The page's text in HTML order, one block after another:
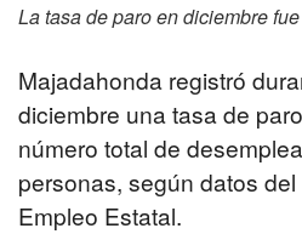
La tasa de paro en diciembre
Majadahonda registró
diciembre una tasa de
número total de
personas, según datos
Empleo Estatal.